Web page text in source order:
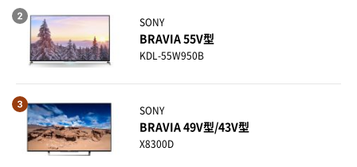
SONY
BRAVIA 55V型
KDL-55W950B
SONY
BRAVIA 49V型/43V型
X8300D